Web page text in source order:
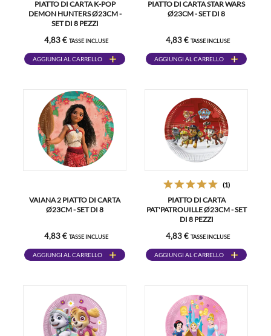
PIATTO DI CARTA K-POP
DEMON HUNTERS Ø23CM -
SET DI 8 PEZZI
4,83 € TASSE INCLUSE
AGGIUNGI AL CARRELLO
PIATTO DI CARTA STAR WARS
Ø23CM - SET DI 8
4,83 € TASSE INCLUSE
AGGIUNGI AL CARRELLO
VAIANA 2 PIATTO DI CARTA
Ø23CM - SET DI 8
4,83 € TASSE INCLUSE
AGGIUNGI AL CARRELLO
(1)
PIATTO DI CARTA
PAT'PATROUILLE Ø23CM - SET
DI 8 PEZZI
4,83 € TASSE INCLUSE
AGGIUNGI AL CARRELLO